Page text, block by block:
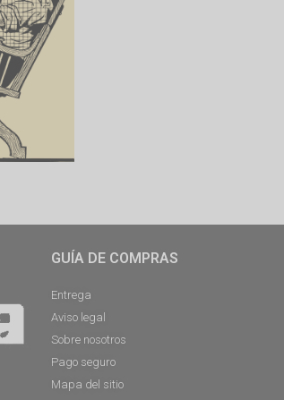
GUÍA DE COMPRAS
Entrega
Aviso legal
Sobre nosotros
Pago seguro
Mapa del sitio